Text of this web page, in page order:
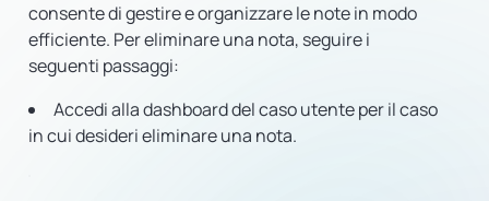
consente di gestire e organizzare le note in modo
efficiente. Per eliminare una nota, seguire i
seguenti passaggi:
Accedi alla dashboard del caso utente per il caso
in cui desideri eliminare una nota.